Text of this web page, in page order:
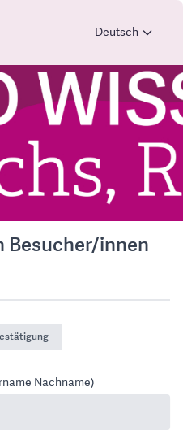
Deutsch
Besucher/innen
Nachname)